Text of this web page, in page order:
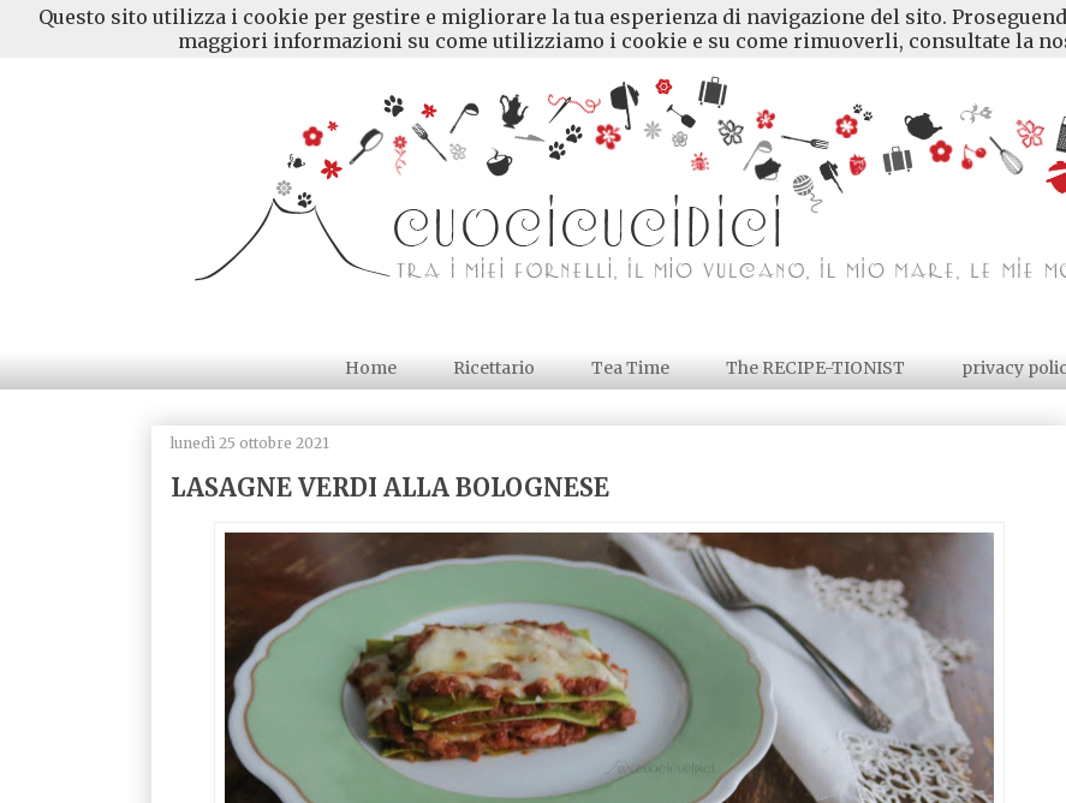
Home Ricettario Tea Time The RECIPE-TIONIST privacy
lunedì 25 ottobre 2021
LASAGNE VERDI ALLA BOLOGNESE
Questo sito utilizza i cookie per gestire e migliorare la tua esperienza di navigazione del sito.
maggiori informazioni su come utilizziamo i cookie e su come rimuoverli, consultate la